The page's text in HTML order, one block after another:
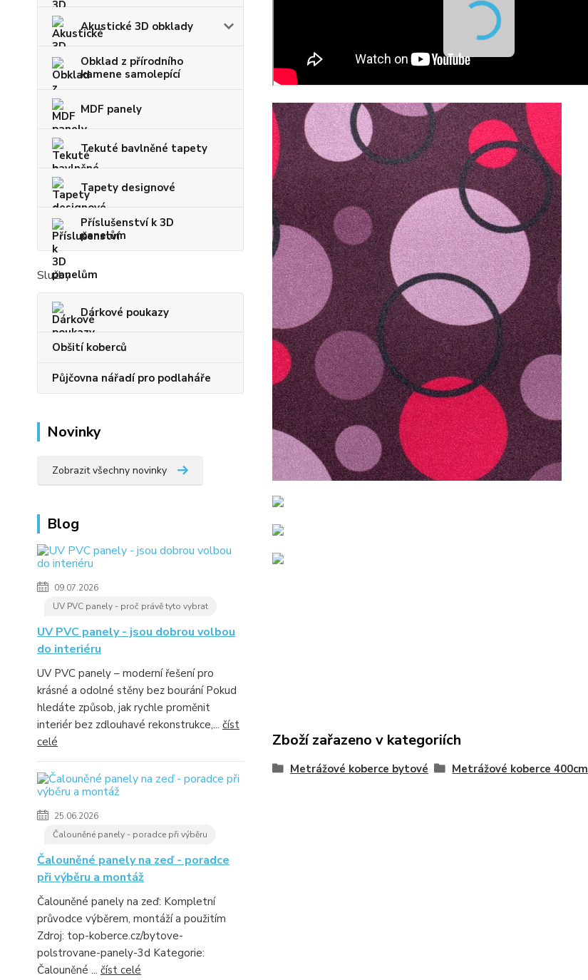
Akustické 3D obklady
Obklad z přírodního
kamene samolepící
MDF panely
Tekuté bavlněné tapety
Tapety designové
Příslušenství k 3D
panelům
Služby
Dárkové poukazy
Obšití koberců
Půjčovna nářadí pro podlaháře
Novinky
Zobrazit všechny novinky
Blog
09.07.2026
UV PVC panely - proč právě tyto vybrat
UV PVC panely - jsou dobrou volbou
do interiéru
UV PVC panely – moderní řešení pro
krásné a odolné stěny bez bourání Pokud
hledáte způsob, jak rychle proměnit
interiér bez zdlouhavé rekonstrukce,... číst
celé
25.06.2026
Čalouněné panely - poradce při výběru
Čalouněné panely na zeď - poradce
při výběru a montáž
Čalouněné panely na zeď: Kompletní
průvodce výběrem, montáží a použitím
Zdroj: top-koberce.cz/bytove-
polstrovane-panely-3d Kategorie:
Čalouněné ... číst celé
Zboží zařazeno v kategoriích
Metrážové koberce bytové Metrážové koberce 400cm